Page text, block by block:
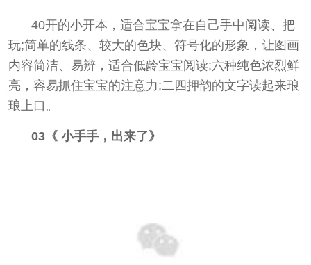
40开的小开本，适合宝宝拿在自己手中阅读、把
玩;简单的线条、较大的色块、符号化的形象，让图画
内容简洁、易辨，适合低龄宝宝阅读;六种纯色浓烈鲜
亮，容易抓住宝宝的注意力;二四押韵的文字读起来琅
琅上口。
03《 小手手，出来了》